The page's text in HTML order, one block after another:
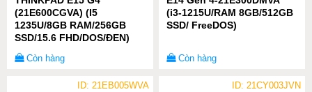
(21E600CGVA) (I5
1235U/8GB RAM/256GB
SSD/15.6 FHD/DOS/ĐEN)
Còn hàng
(i3-1215U/RAM 8GB/512GB
SSD/ FreeDOS)
Còn hàng
ID: 21EB005WVA ID: 21CY003JVN